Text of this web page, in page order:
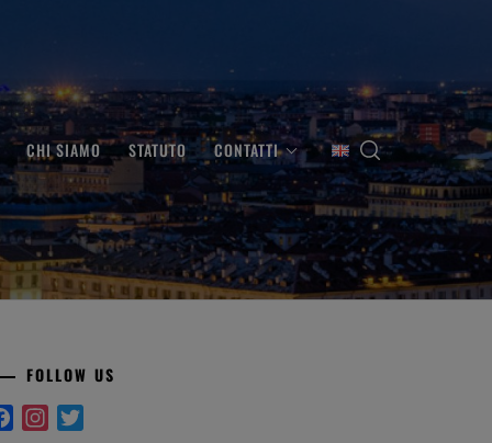
CHI SIAMO STATUTO CONTATTI
FOLLOW US
FacebookInstagram